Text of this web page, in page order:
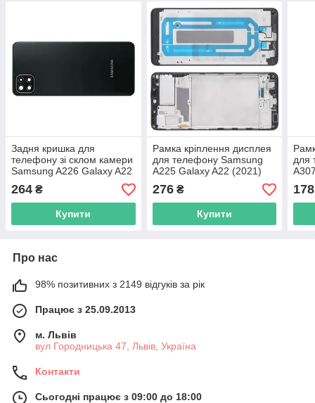
Задня кришка для
телефону зі склом камери
Samsung A226 Galaxy A22
5G (2021), Original PRC,
чорна
264 ₴
Купити
Рамка кріплення дисплея
для телефону Samsung
A225 Galaxy A22 (2021)
чорна
276₴
Купити
для
178
Про нас
98% позитивних з 2149 відгуків за рік
Працює з 25.09.2013
м. Львів
вул Городницька 47, Львів, Україна
Контакти
Сьогодні працює з 09:00 до 18:00